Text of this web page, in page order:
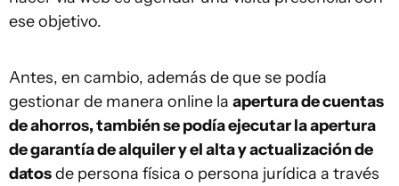
ese objetivo.
Antes, en cambio, además de que se podía
gestionar de manera online la apertura de cuentas
de ahorros, también se podía ejecutar la apertura
de garantía de alquiler y el alta y actualización de
datosde persona física o persona jurídica a través